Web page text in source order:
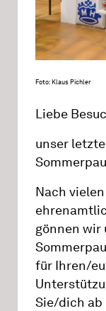
Foto: Klaus Pichler
Liebe
unser
Nach
gönnen wir
für Ihren/
Sie/dich ab